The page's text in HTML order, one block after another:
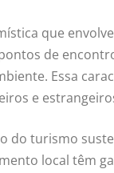
que
de
Essa
e
do turismo
local têm